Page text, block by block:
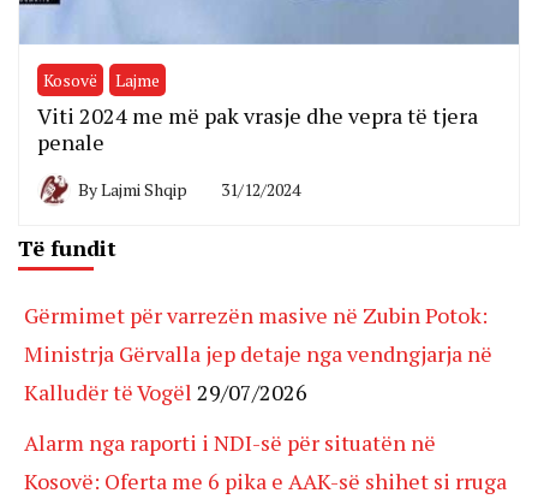
Kosovë Lajme
Viti 2024 me më pak vrasje dhe vepra të tjera
penale
ByLajmi Shqip 31/12/2024
Të fundit
Gërmimet për varrezën masive në Zubin Potok:
Ministrja Gërvalla jep detaje nga vendngjarja në
Kalludër të Vogël 29/07/2026
Alarm nga raporti i NDI-së për situatën në
Kosovë: Oferta me 6 pika e AAK-së shihet si rruga